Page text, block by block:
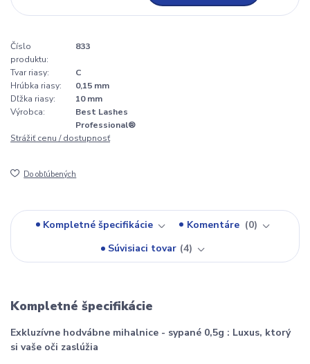
Číslo
produktu:
833
Tvar riasy:
C
Hrúbka riasy:
0,15 mm
Dľžka riasy:
10 mm
Výrobca:
Best Lashes
Professional®
Strážiť cenu / dostupnosť
Do obľúbených
Kompletné špecifikácie Komentáre
0
Súvisiaci tovar 4
Kompletné špecifikácie
Exkluzívne hodvábne mihalnice - sypané 0,5g : Luxus, ktorý
si vaše oči zaslúžia